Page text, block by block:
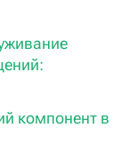
компонент в